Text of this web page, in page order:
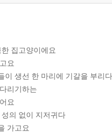
집고양이에요
요
이 생선 한 마리에 기갈을 부리다
리기하는
요
의 없이 지저귀다
가고요